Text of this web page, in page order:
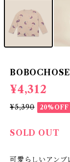
¥4,312
¥5,390 20%OFF
SOLD OUT
可愛らしいアン